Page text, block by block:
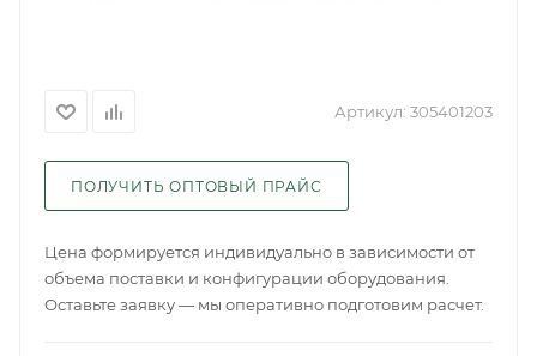
Артикул: 305401203
ПОЛУЧИТЬ ОПТОВЫЙ ПРАЙС
Цена формируется индивидуально в зависимости от
объема поставки и конфигурации оборудования.
Оставьте заявку — мы оперативно подготовим расчет.